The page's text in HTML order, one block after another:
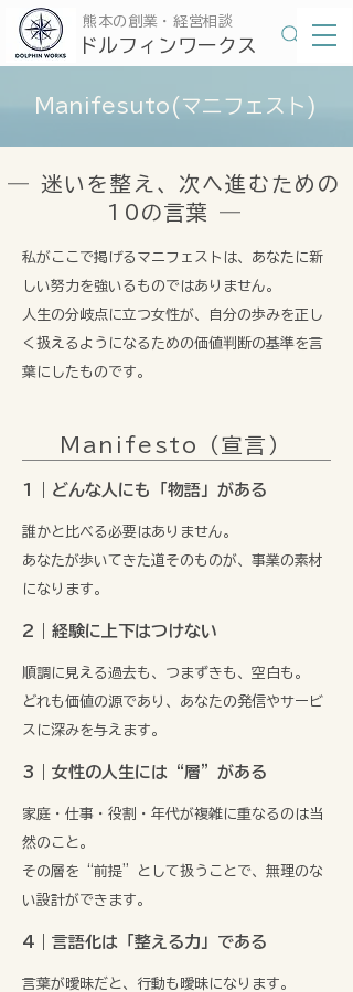
​ドルフィンワークス
​熊本の創業・経営相談
Manifesuto(マニフェスト)
― 迷いを整え、次へ進むための
10の言葉 ―
私がここで掲げるマニフェストは、あなたに新
しい努力を強いるものではありません。
人生の分岐点に立つ女性が、自分の歩みを正し
く扱えるようになるための価値判断の基準を言
葉にしたものです。
Manifesto（宣言）
1｜どんな人にも「物語」がある
誰かと比べる必要はありません。
あなたが歩いてきた道そのものが、事業の素材
になります。
2｜経験に上下はつけない
順調に見える過去も、つまずきも、空白も。
どれも価値の源であり、あなたの発信やサービ
スに深みを与えます。
3｜女性の人生には“層”がある
家庭・仕事・役割・年代が複雑に重なるのは当
然のこと。
その層を“前提”として扱うことで、無理のな
い設計ができます。
4｜言語化は「整える力」である
言葉が曖昧だと、行動も曖昧になります。